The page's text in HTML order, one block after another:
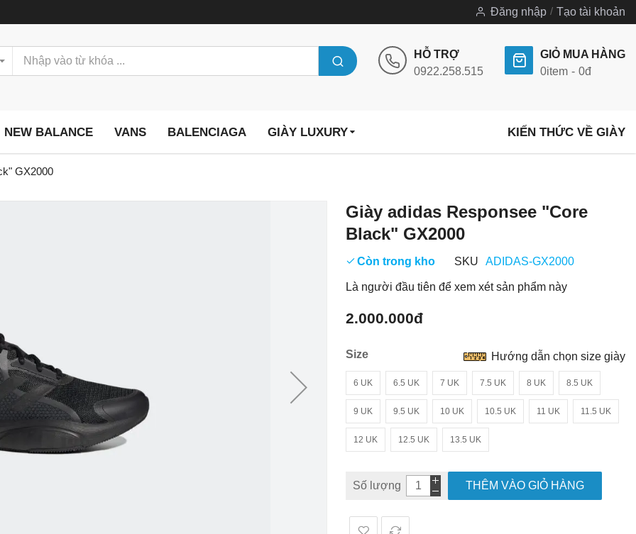
Đăng nhập Tạo tài khoản
HỖ TRỢ
0922.258.515
GIỎ MUA HÀNG
0item 0đ
NEW BALANCE VANS BALENCIAGA GIÀY LUXURY KIẾN THỨC VỀ GIÀY
GX2000
Giày adidas Responsee "Core
Black" GX2000
Còn trong kho SKU ADIDAS-GX2000
Là người đầu tiên để xem xét sản phẩm này
2.000.000đ
Size
6 UK 6.5 UK 7 UK 7.5 UK 8 UK 8.5 UK
9 UK 9.5 UK 10 UK 10.5 UK 11 UK 11.5 UK
12 UK 12.5 UK 13.5 UK
Hướng dẫn chọn size giày
Số lượng THÊM VÀO GIỎ HÀNG
Chuyển
phần
hình